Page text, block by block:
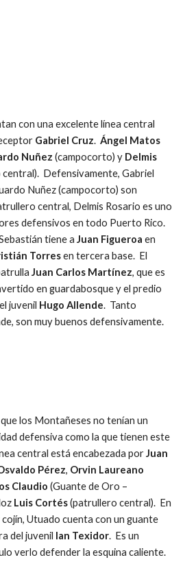
con una excelente línea central
Gabriel Cruz. Ángel Matos
Nuñez (campocorto) y Delmis
central).  Defensivamente, Gabriel
Nuñez (campocorto) son
central, Delmis Rosario es uno
defensivos en todo Puerto Rico.
tiene a Juan Figueroa en
Torres en tercera base.  El
Juan Carlos Martínez, que es
en guardabosque y el predio
juvenil Hugo Allende.  Tanto
son muy buenos defensivamente.
los Montañeses no tenían un
defensiva como la que tienen este
central está encabezada por Juan
Pérez, Orvin Laureano
Claudio (Guante de Oro –
Luis Cortés (patrullero central).  En
Utuado cuenta con un guante
del juvenil Ian Texidor.  Es un